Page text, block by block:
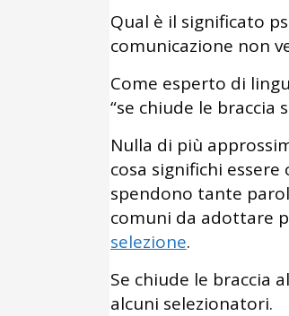
Qual è il significato
comunicazione non
Come esperto di
“se chiude le braccia
Nulla di più
cosa significhi essere
spendono tante
comuni da adottare
selezione.
Se chiude le braccia
alcuni selezionatori.